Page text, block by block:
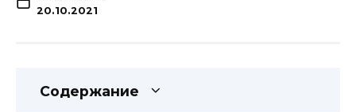
20.10.2021
Содержание